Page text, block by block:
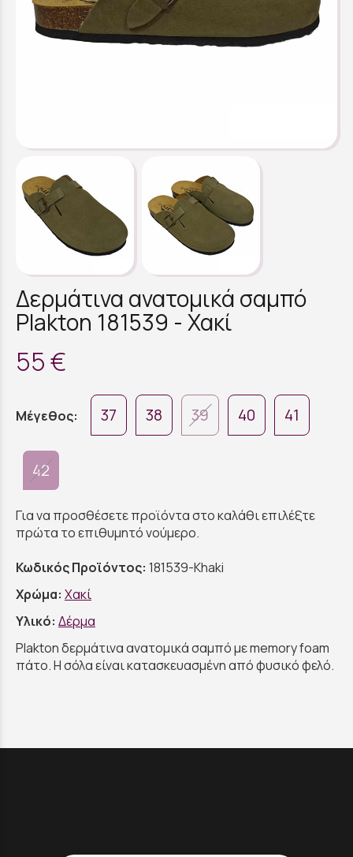
Δερμάτινα ανατομικά σαμπό
Plakton 181539 - Χακί
55 €
Μέγεθος: 37 38 39 40 41
42
Για να προσθέσετε προϊόντα στο καλάθι επιλέξτε
πρώτα το επιθυμητό νούμερο.
Κωδικός Προϊόντος: 181539-Khaki
Χρώμα: Χακί
Υλικό: Δέρμα
Plakton δερμάτινα ανατομικά σαμπό με memory foam
πάτο. Η σόλα είναι κατασκευασμένη από φυσικό φελό.